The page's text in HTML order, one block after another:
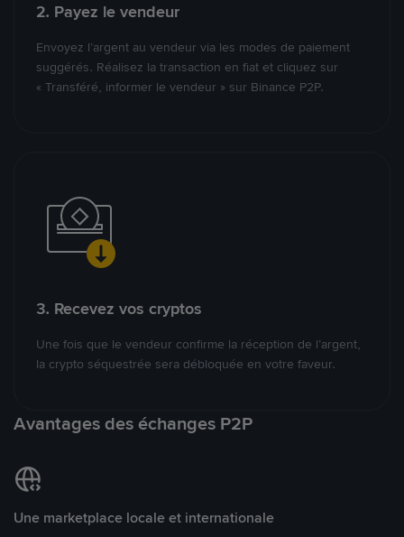
2. Payez le vendeur
Envoyez l’argent au vendeur via les modes de paiement
suggérés. Réalisez la transaction en fiat et cliquez sur
« Transféré, informer le vendeur » sur Binance P2P.
3. Recevez vos cryptos
Une fois que le vendeur confirme la réception de l’argent,
la crypto séquestrée sera débloquée en votre faveur.
Avantages des échanges P2P
Une marketplace locale et internationale